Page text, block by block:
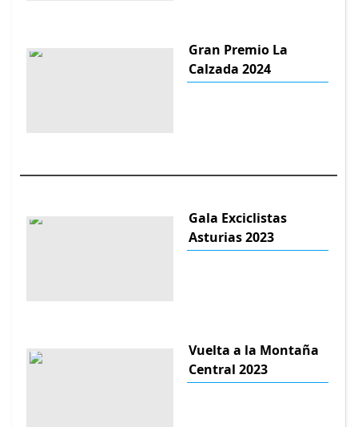
Gran Premio La
Calzada 2024
Gala Exciclistas
Asturias 2023
Vuelta a la Montaña
Central 2023